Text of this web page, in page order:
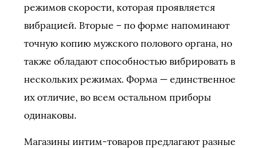
режимов скорости, которая проявляется
вибрацией. Вторые – по форме напоминают
точную копию мужского полового органа, но
также обладают способностью вибрировать в
нескольких режимах. Форма — единственное
их отличие, во всем остальном приборы
одинаковы.
Магазины интим-товаров предлагают разные